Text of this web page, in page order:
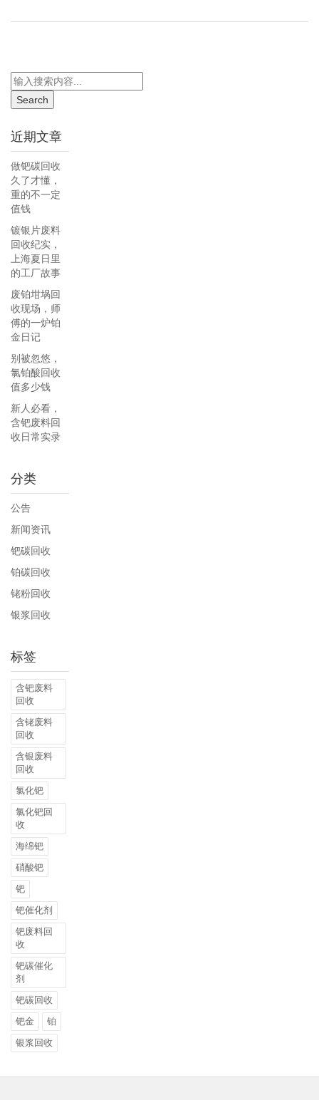
近期文章
做钯碳回收
久了才懂，
重的不一定
值钱
镀银片废料
回收纪实，
上海夏日里
的工厂故事
废铂坩埚回
收现场，师
傅的一炉铂
金日记
别被忽悠，
氯铂酸回收
值多少钱
新人必看，
含钯废料回
收日常实录
分类
公告
新闻资讯
钯碳回收
铂碳回收
铑粉回收
银浆回收
标签
含钯废料
回收
含铑废料
回收
含银废料
回收
氯化钯
氯化钯回
收
海绵钯
硝酸钯
钯
钯催化剂
钯废料回
收
钯碳催化
剂
钯碳回收
钯金
铂
银浆回收